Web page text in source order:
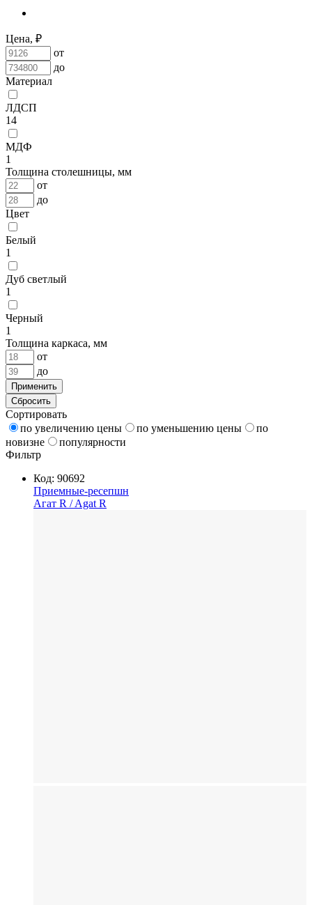
Цена, ₽
от
до
Материал
ЛДСП
14
МДФ
1
Толщина столешницы, мм
от
до
Цвет
Белый
1
Дуб светлый
1
Черный
1
Толщина каркаса, мм
от
до
Применить
Сбросить
Сортировать
по увеличению цены
по уменьшению цены
по
новизне
популярности
Фильтр
Код: 90692
Приемные-ресепшн
Агат R / Agat R